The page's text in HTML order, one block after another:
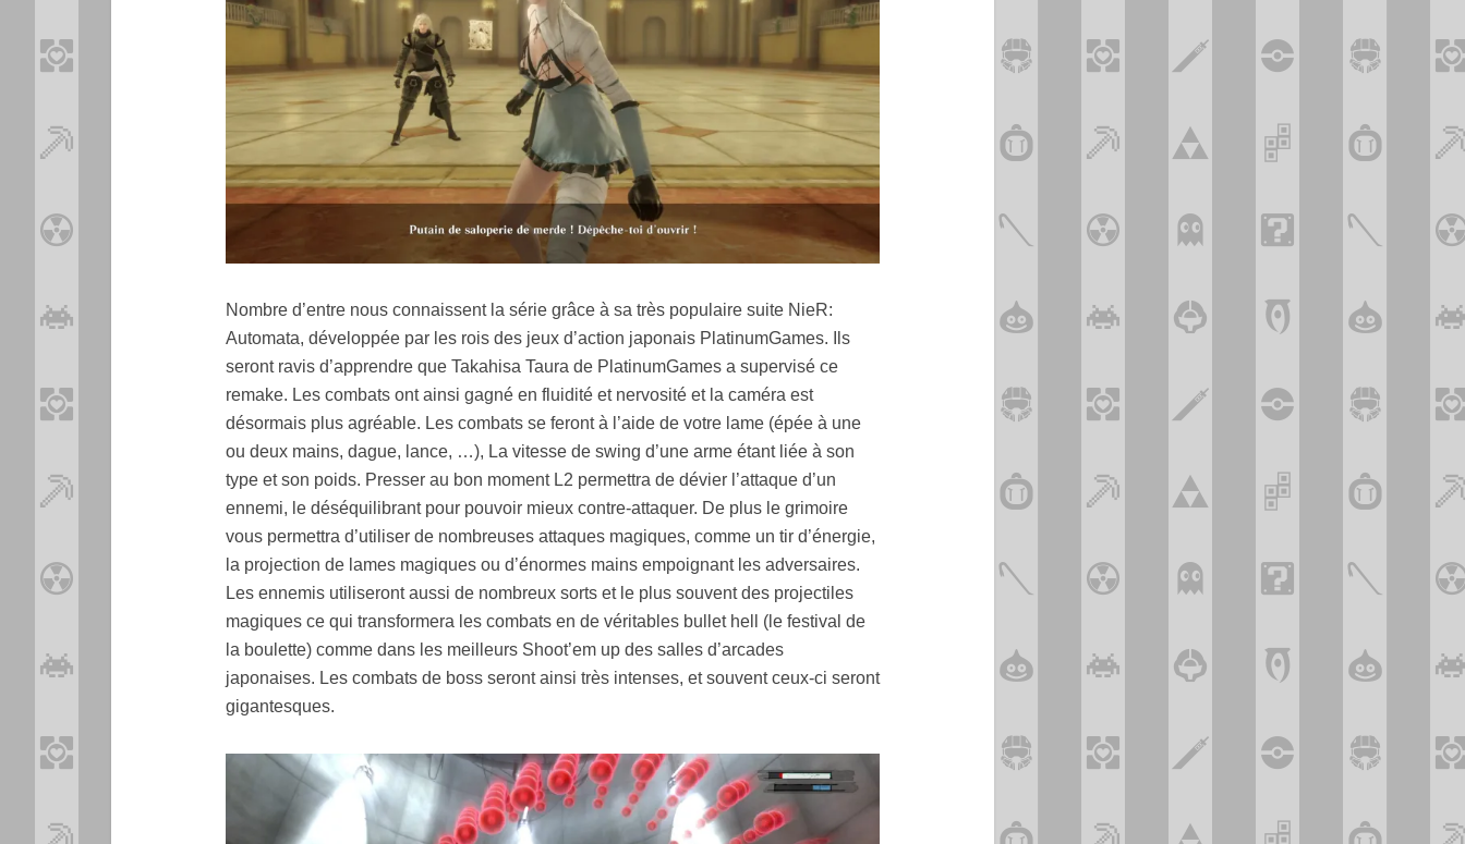
Nombre d’entre nous connaissent la série grâce à sa très populaire suite NieR:
Automata, développée par les rois des jeux d’action japonais PlatinumGames. Ils
seront ravis d’apprendre que Takahisa Taura de PlatinumGames a supervisé ce
remake. Les combats ont ainsi gagné en fluidité et nervosité et la caméra est
désormais plus agréable. Les combats se feront à l’aide de votre lame (épée à une
ou deux mains, dague, lance, …), La vitesse de swing d’une arme étant liée à son
type et son poids. Presser au bon moment L2 permettra de dévier l’attaque d’un
ennemi, le déséquilibrant pour pouvoir mieux contre-attaquer. De plus le grimoire
vous permettra d’utiliser de nombreuses attaques magiques, comme un tir d’énergie,
la projection de lames magiques ou d’énormes mains empoignant les adversaires.
Les ennemis utiliseront aussi de nombreux sorts et le plus souvent des projectiles
magiques ce qui transformera les combats en de véritables bullet hell (le festival de
la boulette) comme dans les meilleurs Shoot’em up des salles d’arcades
japonaises. Les combats de boss seront ainsi très intenses, et souvent ceux-ci seront
gigantesques.